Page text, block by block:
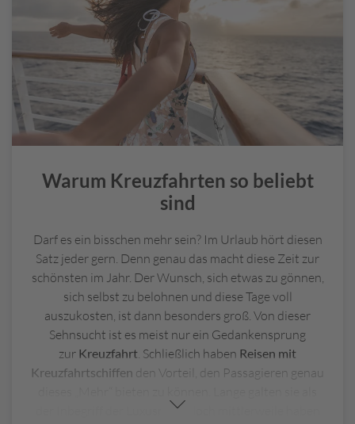
b
ür
S
o
n
r
a
s
g
a
b
ri
e
Warum Kreuzfahrten so beliebt
sind
Darf es ein bisschen mehr sein? Im Urlaub hört diesen
Satz jeder gern. Denn genau das macht diese Zeit zur
schönsten im Jahr. Der Wunsch, sich etwas zu gönnen,
sich selbst zu belohnen und diese Tage voll
auszukosten, ist dann besonders groß. Von dieser
Sehnsucht ist es meist nur ein Gedankensprung
zur Kreuzfahrt . Schließlich haben Reisen mit
Kreuzfahrtschiffen den Vorteil, den Passagieren genau
der Inbegriff der Luxusreise, doch mittlerweile haben